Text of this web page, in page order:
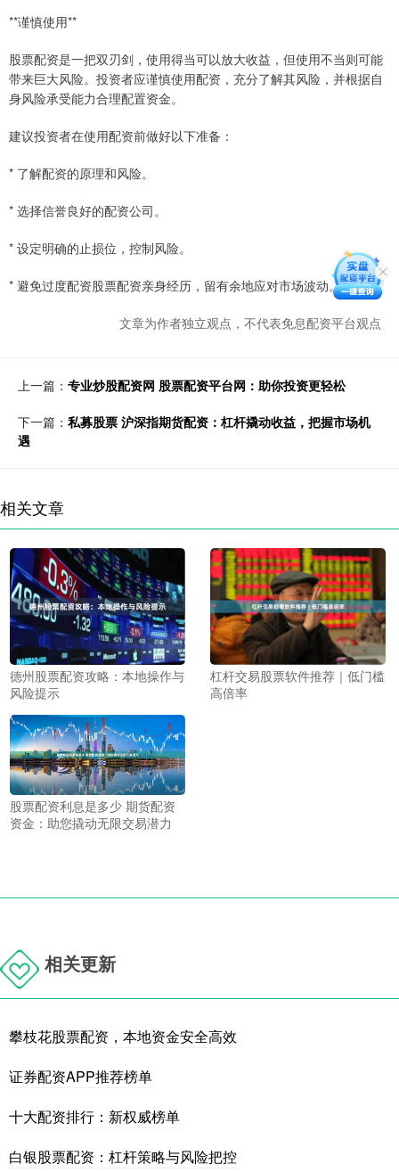
**谨慎使用**
股票配资是一把双刃剑，使用得当可以放大收益，但使用不当则可能
带来巨大风险。投资者应谨慎使用配资，充分了解其风险，并根据自
身风险承受能力合理配置资金。
建议投资者在使用配资前做好以下准备：
* 了解配资的原理和风险。
* 选择信誉良好的配资公司。
* 设定明确的止损位，控制风险。
* 避免过度配资股票配资亲身经历，留有余地应对市场波动。
文章为作者独立观点，不代表免息配资平台观点
上一篇： 专业炒股配资网 股票配资平台网：助你投资更轻松
下一篇： 私募股票 沪深指期货配资：杠杆撬动收益，把握市场机
遇
相关文章
德州股票配资攻略：本地操作与
风险提示
杠杆交易股票软件推荐｜低门槛
高倍率
股票配资利息是多少 期货配资
资金：助您撬动无限交易潜力
相关更新
攀枝花股票配资，本地资金安全高效
证券配资APP推荐榜单
十大配资排行：新权威榜单
白银股票配资：杠杆策略与风险把控